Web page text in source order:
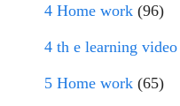
4 Home work (96)
4 th e learning video
5 Home work (65)